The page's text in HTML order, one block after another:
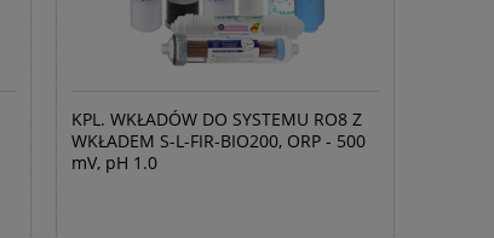
KPL. WKŁADÓW DO SYSTEMU RO8 Z
WKŁADEM S-L-FIR-BIO200, ORP - 500
mV, pH 1.0